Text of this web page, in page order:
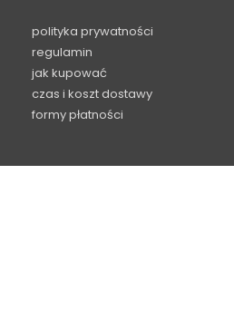
polityka prywatności
regulamin
jak kupować
czas i koszt dostawy
formy płatności